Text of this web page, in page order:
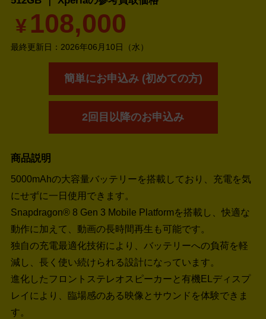
¥ 108,000
最終更新日： 2026年06月10日（水）
簡単にお申込み (初めての方)
2回目以降のお申込み
商品説明
5000mAhの大容量バッテリーを搭載しており、充電を気
にせずに一日使用できます。
Snapdragon® 8 Gen 3 Mobile Platformを搭載し、快適な
動作に加えて、動画の長時間再生も可能です。
独自の充電最適化技術により、バッテリーへの負荷を軽
減し、長く使い続けられる設計になっています。
進化したフロントステレオスピーカーと有機ELディスプ
レイにより、臨場感のある映像とサウンドを体験できま
す。